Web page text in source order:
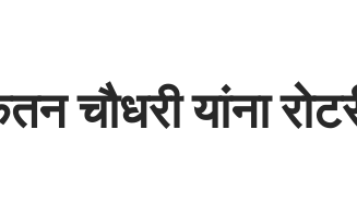
चौधरी यांना